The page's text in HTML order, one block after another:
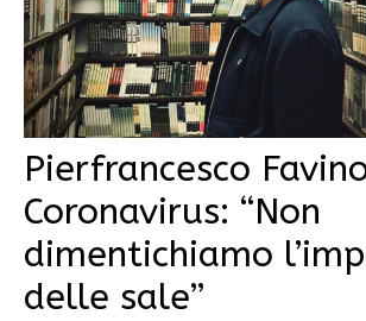
Pierfrancesco
Coronavirus: “Non
dimentichiamo
delle sale”